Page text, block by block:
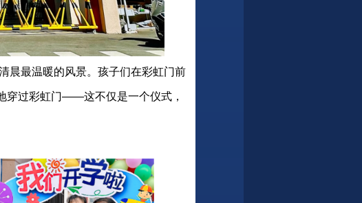
晨最温暖的风景。孩子们在彩虹门前
穿过彩虹门——这不仅是一个仪式，